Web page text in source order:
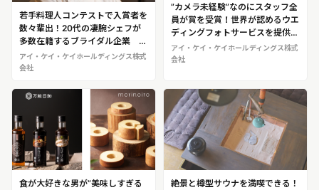
若手料理人コンテストで入賞者を
数々輩出！20代の凄腕シェフが
多数在籍するブライダル企業 ア
イ・ケイ・ケイホールディングス
株式会社※伊藤シェフへの取材が
アイ・ケイ・ケイホールディングス株式
会社
”カメラ未経験”なのにスタッフ全
員が賞を受賞！世界が認めるウエ
ディングフォトサービスを提供
し、大人気！アイ・ケイ・ケイホ
ールディングス株式会社 ※原田
アイ・ケイ・ケイホールディングス株式
会社
食が大好きな男が”美味しすぎる
絶景と樽型サウナを満喫できる！